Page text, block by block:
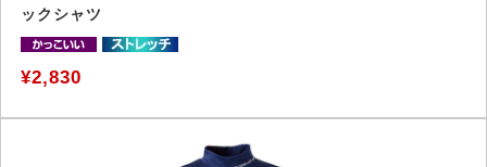
ックシャツ
¥2,830